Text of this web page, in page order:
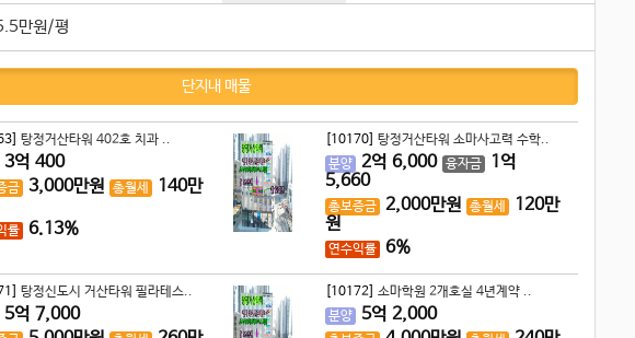
만원/평
단지내 매물
탕정거산타워 402호 치과 ..
3억 400
금 3,000만원 총월세 140만
률 6.13%
[10170] 탕정거산타워 소마사고력 수학..
분양
2억 6,000 융자금 1억
5,660
총보증금 2,000만원 총월세 120만
원
연수익률 6%
탕정신도시 거산타워 필라테스..
5억 7,000
[10172] 소마학원 2개호실 4년계약 ..
분양
5억 2,000